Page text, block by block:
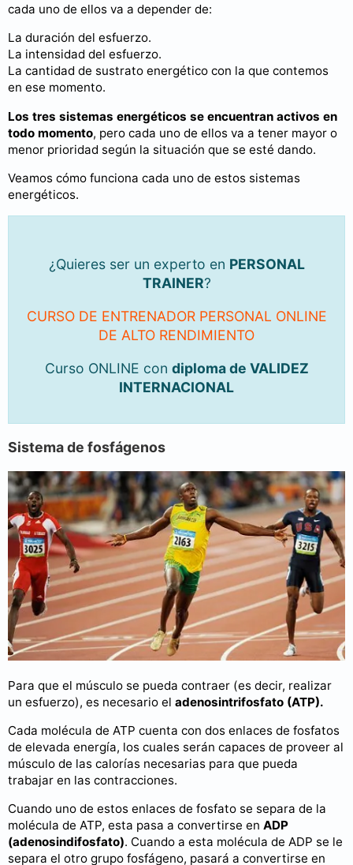
cada uno de ellos va a depender de:
La duración del esfuerzo.
La intensidad del esfuerzo.
La cantidad de sustrato energético con la que contemos
en ese momento.
Los tres sistemas energéticos se encuentran activos en
todo momento, pero cada uno de ellos va a tener mayor o
menor prioridad según la situación que se esté dando.
Veamos cómo funciona cada uno de estos sistemas
energéticos.
¿Quieres ser un experto en PERSONAL
TRAINER?
CURSO DE ENTRENADOR PERSONAL ONLINE
DE ALTO RENDIMIENTO
Curso ONLINE con diploma de VALIDEZ
INTERNACIONAL
Sistema de fosfágenos
Para que el músculo se pueda contraer (es decir, realizar
un esfuerzo), es necesario el adenosintrifosfato (ATP).
Cada molécula de ATP cuenta con dos enlaces de fosfatos
de elevada energía, los cuales serán capaces de proveer al
músculo de las calorías necesarias para que pueda
trabajar en las contracciones.
Cuando uno de estos enlaces de fosfato se separa de la
molécula de ATP, esta pasa a convertirse en ADP
(adenosindifosfato). Cuando a esta molécula de ADP se le
separa el otro grupo fosfágeno, pasará a convertirse en